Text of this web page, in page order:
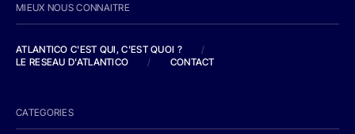
MIEUX NOUS CONNAITRE
ATLANTICO C'EST QUI, C'EST QUOI ?
/
LE RESEAU D'ATLANTICO
/ CONTACT
CATEGORIES